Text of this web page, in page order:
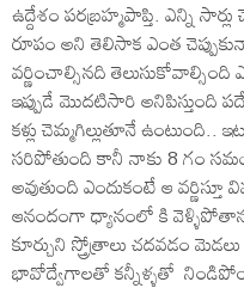
ఉద్దేశం పరబ్రహ్మపాప్తి. ఎన్ని
రూపం అని తెలిసాక ఎంత
వర్ణించాల్సినది తెలుసుకోవాల్సింది
ఇప్పుడే మొదటిసారి అనిపిస్తుంది
కళ్లు చెమ్మగిల్లుతూనే
సరిపోతుంది కానీ నాకు 8 గం
అవుతుంది ఎందుకంటే ఆ
ఆనందంగా ధ్యానంలో కి
కూర్చుని స్త్రోత్రాలు చదవడం
భావోద్వేగాలతో కన్నీళ్ళతో నిండిపోయి